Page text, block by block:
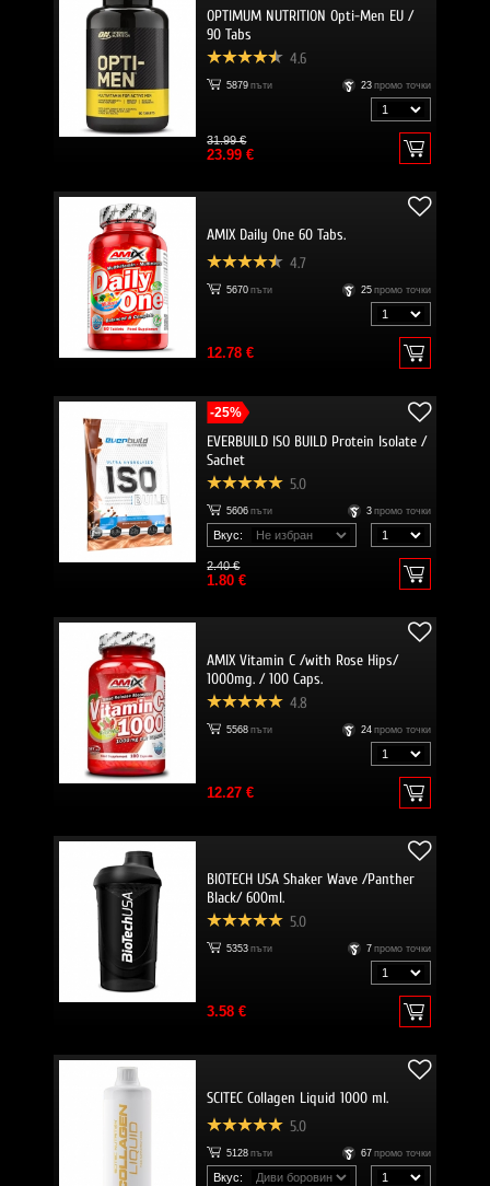
OPTIMUM NUTRITION Opti-Men EU /
90 Tabs
4.6
5879 пъти 23 промо точки
31.99 €
23.99 €
AMIX Daily One 60 Tabs.
4.7
5670 пъти 25 промо точки
12.78 €
-25%
EVERBUILD ISO BUILD Protein Isolate /
Sachet
5.0
5606 пъти 3 промо точки
Вкус:
2.40 €
1.80 €
AMIX Vitamin C /with Rose Hips/
1000mg. / 100 Caps.
4.8
5568 пъти 24 промо точки
12.27 €
BIOTECH USA Shaker Wave /Panther
Black/ 600ml.
5.0
5353 пъти 7 промо точки
3.58 €
SCITEC Collagen Liquid 1000 ml.
5.0
5128 пъти 67 промо точки
Вкус: